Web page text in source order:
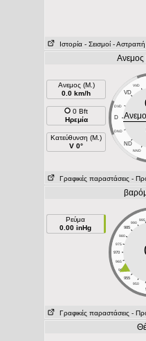
Ιστορία - Σεισμοί - Αστραπή
Ανεμος
Ανεμος (Μ.)
0.0 km/h
0 Bft
Ηρεμία
Κατεύθυνση (Μ.)
V 0°
VVD
VD
DVD
D
DND
ND
NND
Γραφικές παραστάσεις -
Ρεύμα
0.00 inHg
995
990
985
980
975
970
965
960
955
950
Γραφικές παραστάσεις -